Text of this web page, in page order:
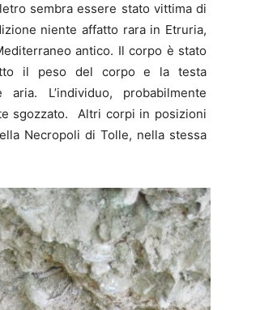
sembra essere stato vittima di
niente affatto rara in Etruria,
antico. Il corpo è stato
il peso del corpo e la testa
L’individuo, probabilmente
sgozzato. Altri corpi in posizioni
Necropoli di Tolle, nella stessa